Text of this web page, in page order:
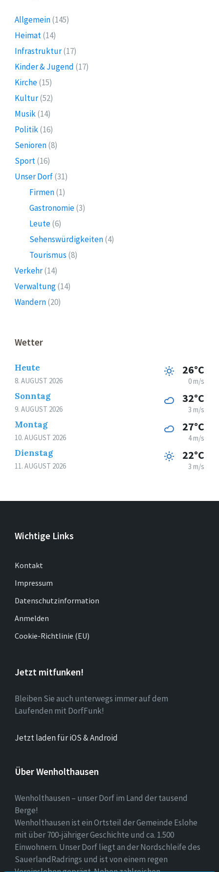
Allgemein(145)
Heimat(14)
Infrastruktur(17)
Kinder & Jugend (17)
Kirche(15)
Kultur(52)
Musik(14)
Politik(16)
Senioren(8)
Sport(16)
Unser Dorf(31)
Firmen(1)
Gastronomie(3)
Leute(6)
Sehenswürdigkeiten(4)
Tourismus (8)
Verkehr(14)
Verwaltung(14)
Wandern(20)
Wetter
Heute
8. AUGUST 2026
26°C
0 m/s
Sonntag
9. AUGUST 2026
32°C
3 m/s
Montag
10. AUGUST 2026
27°C
4 m/s
Dienstag
11. AUGUST 2026
22°C
3 m/s
Wichtige Links
Kontakt
Impressum
Datenschutzinformation
Anmelden
Cookie-Richtlinie (EU)
Jetzt mitfunken!
Bleiben Sie auch unterwegs immer auf dem
Laufenden mit DorfFunk!
Jetzt laden für iOS & Android
Über Wenholthausen
Wenholthausen – unser Dorf im Land der tausend
Berge!
Wenholthausen ist ein Ortsteil der Gemeinde Eslohe
mit über 700-jähriger Geschichte und ca. 1.500
Einwohnern. Unser Dorf liegt an der Nordschleife des
SauerlandRadrings und ist von einem regen